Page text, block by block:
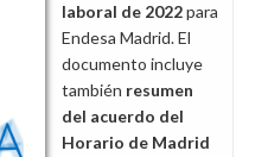
laboral de 2022para
Endesa Madrid. El
documento incluye
también resumen
del acuerdo del
Horario de Madrid